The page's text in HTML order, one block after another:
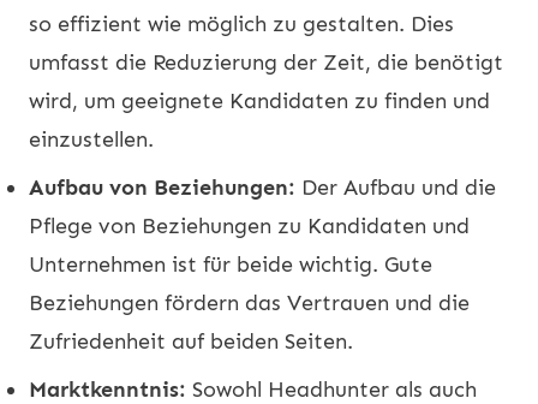
so effizient wie möglich zu gestalten. Dies
umfasst die Reduzierung der Zeit, die benötigt
wird, um geeignete Kandidaten zu finden und
einzustellen.
Aufbau von Beziehungen: Der Aufbau und die
Pflege von Beziehungen zu Kandidaten und
Unternehmen ist für beide wichtig. Gute
Beziehungen fördern das Vertrauen und die
Zufriedenheit auf beiden Seiten.
Marktkenntnis: Sowohl Headhunter als auch